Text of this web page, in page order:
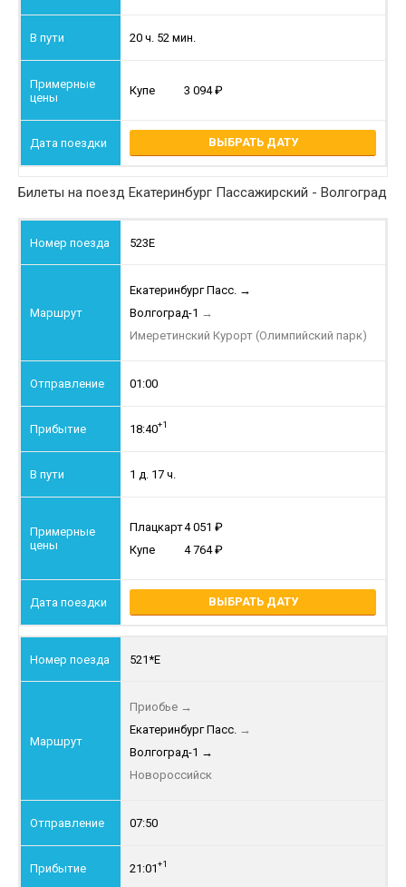
20 ч. 52 мин.
Купе 3 094
ВЫБРАТЬ ДАТУ
Билеты на поезд Екатеринбург Пассажирский - Волгоград
523Е
Екатеринбург Пасс. →
Волгоград-1 →
Имеретинский Курорт (Олимпийский парк)
01:00
18:40+1
1 д. 17 ч.
Плацкарт4 051
Купе
4 764
ВЫБРАТЬ ДАТУ
521*Е
Приобье →
Екатеринбург Пасс. →
Волгоград-1 →
Новороссийск
07:50
21:01+1